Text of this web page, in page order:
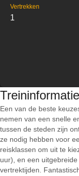
Vertrekken
1
Een van de beste
nemen van een snelle
tussen de steden zijn
ze nodig hebben voor
reisklassen om uit te
uur), en een
vertrektijden.